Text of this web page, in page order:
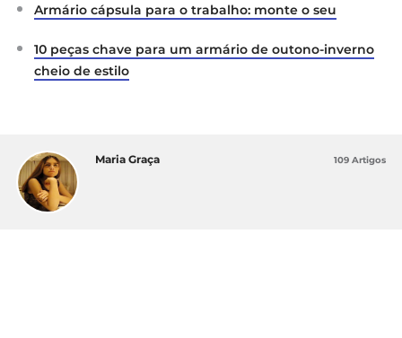
Armário cápsula para o trabalho: monte o seu
10 peças chave para um armário de outono-inverno
cheio de estilo
Maria Graça 109 Artigos